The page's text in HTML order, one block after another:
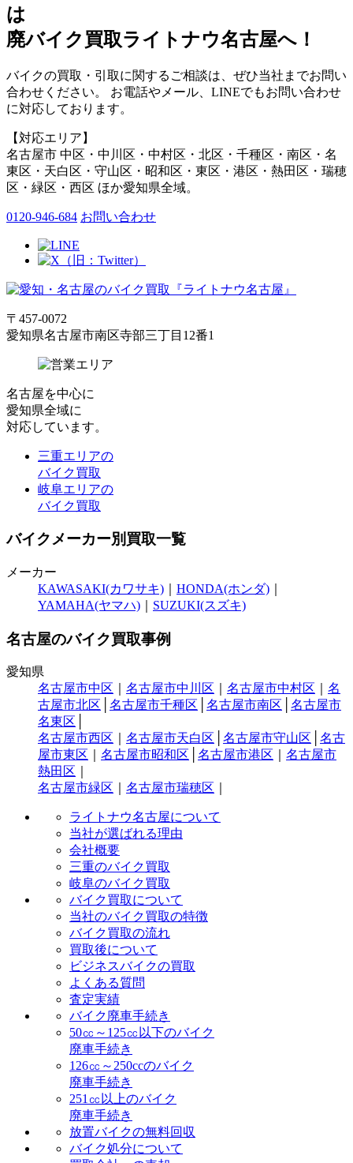
は
廃バイク買取ライトナウ名古屋へ！
バイクの買取・引取に関するご相談は、ぜひ当社までお問い
合わせください。 お電話やメール、LINEでもお問い合わせ
に対応しております。
【対応エリア】
名古屋市 中区・中川区・中村区・北区・千種区・南区・名
東区・天白区・守山区・昭和区・東区・港区・熱田区・瑞穂
区・緑区・西区 ほか愛知県全域。
0120-946-684 お問い合わせ
〒457-0072
愛知県名古屋市南区寺部三丁目12番1
名古屋を中心に
愛知県全域に
対応しています。
三重エリアの
バイク買取
岐阜エリアの
バイク買取
バイクメーカー別買取一覧
メーカー
KAWASAKI(カワサキ)
HONDA(ホンダ)
YAMAHA(ヤマハ)
SUZUKI(スズキ)
名古屋のバイク買取事例
愛知県
名古屋市中区
名古屋市中川区 名古屋市中村区
名
古屋市北区
名古屋市千種区 名古屋市南区
名古屋市
名東区
名古屋市西区
名古屋市天白区 名古屋市守山区
名古
屋市東区
名古屋市昭和区 名古屋市港区
名古屋市
熱田区
名古屋市緑区
名古屋市瑞穂区
ライトナウ名古屋について
当社が選ばれる理由
会社概要
三重のバイク買取
岐阜のバイク買取
バイク買取について
当社のバイク買取の特徴
バイク買取の流れ
買取後について
ビジネスバイクの買取
よくある質問
査定実績
バイク廃車手続き
50㏄～125㏄以下のバイク
廃車手続き
126㏄～250ccのバイク
廃車手続き
251㏄以上のバイク
廃車手続き
放置バイクの無料回収
バイク処分について